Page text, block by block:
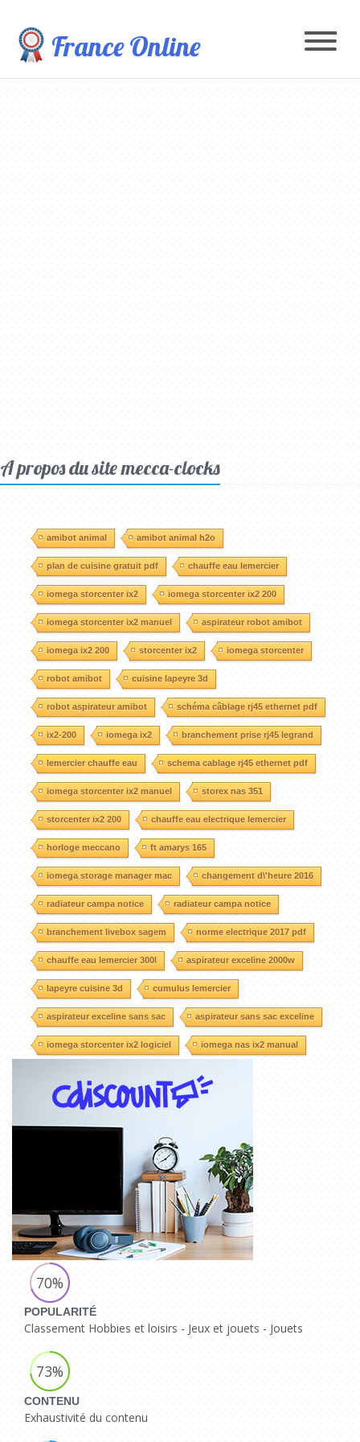
France Online
A propos du site mecca-clocks
amibot animal amibot animal h2o
plan de cuisine gratuit pdf chauffe eau lemercier
iomega storcenter ix2 iomega storcenter ix2 200
iomega storcenter ix2 manuel aspirateur robot amibot
iomega ix2 200 storcenter ix2 iomega storcenter
robot amibot cuisine lapeyre 3d
robot aspirateur amibot schéma câblage rj45 ethernet pdf
ix2-200 iomega ix2 branchement prise rj45 legrand
lemercier chauffe eau schema cablage rj45 ethernet pdf
iomega storcenter ix2 manuel storex nas 351
storcenter ix2 200 chauffe eau electrique lemercier
horloge meccano ft amarys 165
iomega storage manager mac changement d\'heure 2016
radiateur campa notice radiateur campa notice
branchement livebox sagem norme electrique 2017 pdf
chauffe eau lemercier 300l aspirateur exceline 2000w
lapeyre cuisine 3d cumulus lemercier
aspirateur exceline sans sac aspirateur sans sac exceline
iomega storcenter ix2 logiciel iomega nas ix2 manual
70%
POPULARITÉ
Classement Hobbies et loisirs - Jeux et jouets - Jouets
73%
CONTENU
Exhaustivité du contenu